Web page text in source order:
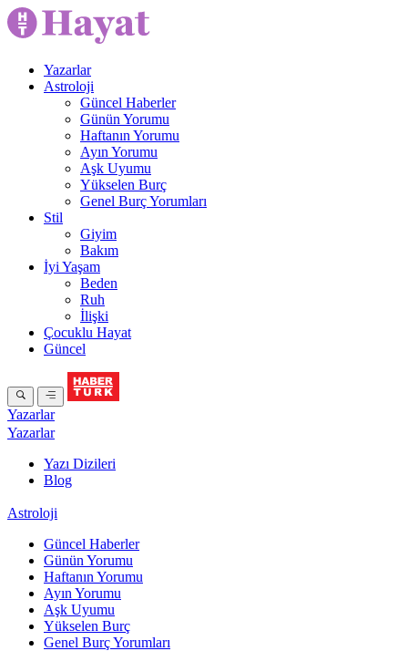
Yazarlar
Astroloji
Güncel Haberler
Günün Yorumu
Haftanın Yorumu
Ayın Yorumu
Aşk Uyumu
Yükselen Burç
Genel Burç Yorumları
Stil
Giyim
Bakım
İyi Yaşam
Beden
Ruh
İlişki
Çocuklu Hayat
Güncel
Yazarlar
Yazarlar
Yazı Dizileri
Blog
Astroloji
Güncel Haberler
Günün Yorumu
Haftanın Yorumu
Ayın Yorumu
Aşk Uyumu
Yükselen Burç
Genel Burç Yorumları